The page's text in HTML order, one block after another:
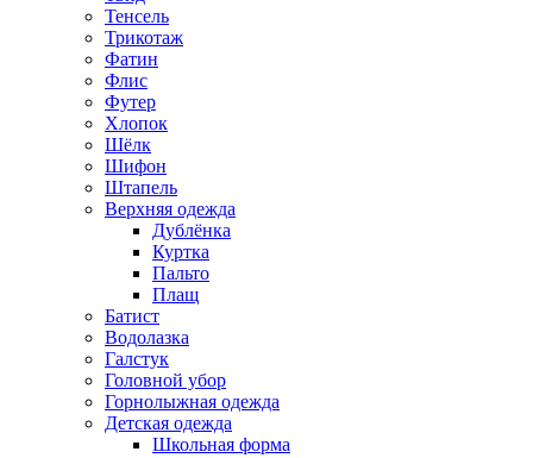
Тенсель
Трикотаж
Фатин
Флис
Футер
Хлопок
Шёлк
Шифон
Штапель
Верхняя одежда
Дублёнка
Куртка
Пальто
Плащ
Батист
Водолазка
Галстук
Головной убор
Горнолыжная одежда
Детская одежда
Школьная форма